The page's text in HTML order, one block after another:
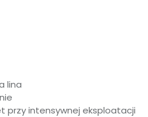
lina
przy intensywnej eksploatacji